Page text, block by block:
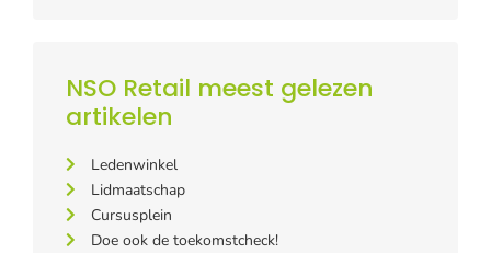
NSO Retail meest gelezen
artikelen
Ledenwinkel
Lidmaatschap
Cursusplein
Doe ook de toekomstcheck!